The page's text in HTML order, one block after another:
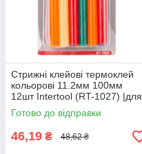
Стрижні клейові термоклей
кольорові 11.2мм 100мм
12шт Intertool (RT-1027) |для
пистолета пістолета
Готово до відправки
46,19 ₴ 48,62 ₴